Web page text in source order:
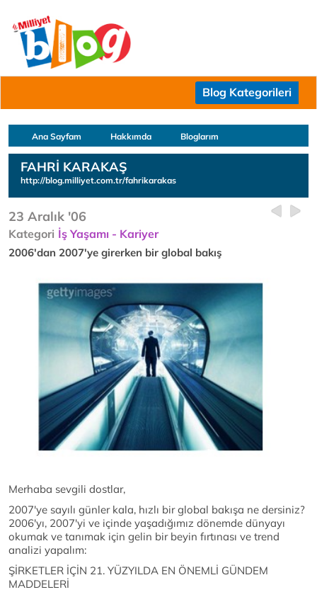
Blog Kategorileri
Ana Sayfam Hakkımda Bloglarım
FAHRİ KARAKAŞ
http://blog.milliyet.com.tr/fahrikarakas
23 Aralık '06
Kategori İş Yaşamı - Kariyer
2006'dan 2007'ye girerken bir global bakış
Merhaba sevgili dostlar,
2007'ye sayılı günler kala, hızlı bir global bakışa ne dersiniz?
2006'yı, 2007'yi ve içinde yaşadığımız dönemde dünyayı
okumak ve tanımak için gelin bir beyin fırtınası ve trend
analizi yapalım:
ŞİRKETLER İÇİN 21. YÜZYILDA EN ÖNEMLİ GÜNDEM
MADDELERİ